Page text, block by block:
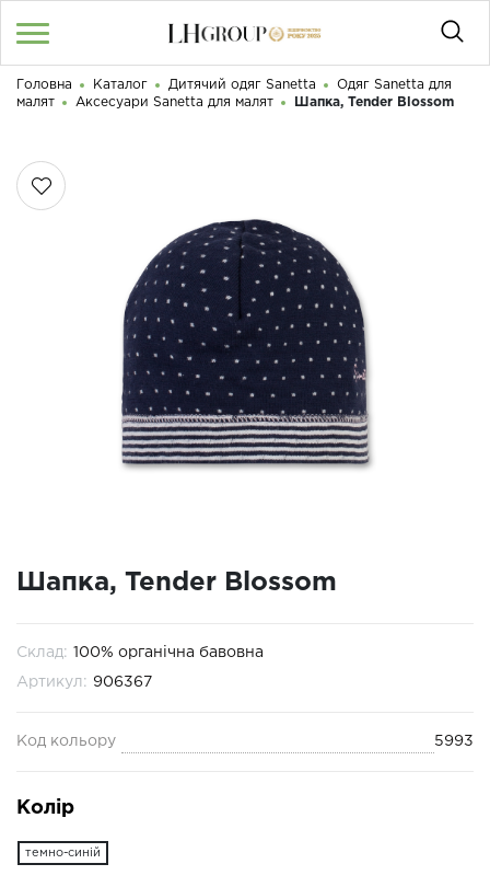
UA|RU
КАТАЛОГ
050 187 33 33
Графік роботи з 9:00 до 21:00
Доброго дня! Що Ви шукаєте?
Головна Каталог Дитячий одяг Sanetta
Одяг Sanetta для
малят
Аксесуари Sanetta для малят Шапка, Tender Blossom
Шапка, Tender Blossom
Склад: 100% органічна бавовна
Артикул: 906367
Код кольору 5993
Колір
темно-синій